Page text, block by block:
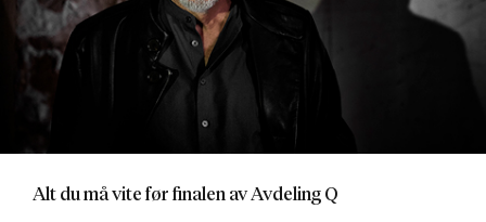
Alt du må vite før finalen av Avdeling Q